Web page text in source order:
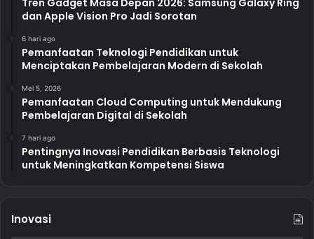
Tren Gadget Masa Depan 2026: Samsung Galaxy Ring
dan Apple Vision Pro Jadi Sorotan
6 hari ago
Pemanfaatan Teknologi Pendidikan untuk
Menciptakan Pembelajaran Modern di Sekolah
Mei 5, 2026
Pemanfaatan Cloud Computing untuk Mendukung
Pembelajaran Digital di Sekolah
7 hari ago
Pentingnya Inovasi Pendidikan Berbasis Teknologi
untuk Meningkatkan Kompetensi Siswa
Inovasi